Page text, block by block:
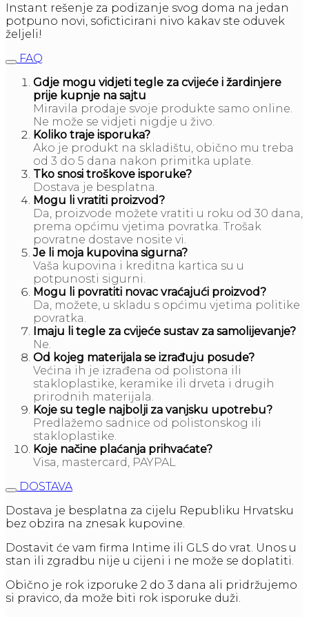
Instant rešenje za podizanje svog doma na jedan
potpuno novi, soficticirani nivo kakav ste oduvek
željeli!
FAQ
Gdje mogu vidjeti tegle za cvijeće i žardinjere
prije kupnje na sajtu
Miravila prodaje svoje produkte samo online.
Ne može se vidjeti nigdje u živo.
Koliko traje isporuka?
Ako je produkt na skladištu, obično mu treba
od 3 do 5 dana nakon primitka uplate.
Tko snosi troškove isporuke?
Dostava je besplatna.
Mogu li vratiti proizvod?
Da, proizvode možete vratiti u roku od 30 dana,
prema općimu vjetima povratka. Trošak
povratne dostave nosite vi.
Je li moja kupovina sigurna?
Vaša kupovina i kreditna kartica su u
potpunosti sigurni.
Mogu li povratiti novac vraćajući proizvod?
Da, možete, u skladu s općimu vjetima politike
povratka.
Imaju li tegle za cvijeće sustav za samolijevanje?
Ne.
Od kojeg materijala se izrađuju posude?
Većina ih je izrađena od polistona ili
stakloplastike, keramike ili drveta i drugih
prirodnih materijala.
Koje su tegle najbolji za vanjsku upotrebu?
Predlažemo sadnice od polistonskog ili
stakloplastike.
Koje načine plaćanja prihvaćate?
Visa, mastercard, PAYPAL
DOSTAVA
Dostava je besplatna za cijelu Republiku Hrvatsku
bez obzira na znesak kupovine.
Dostavit će vam firma Intime ili GLS do vrat. Unos u
stan ili zgradbu nije u cijeni i ne može se doplatiti.
Obično je rok izporuke 2 do 3 dana ali pridržujemo
si pravico, da može biti rok isporuke duži.